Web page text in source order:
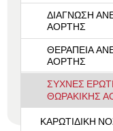
ΔΙΆΓΝΩΣΗ
ΑΟΡΤΉΣ
ΘΕΡΑΠΕΊΑ
ΑΟΡΤΉΣ
ΣΥΧΝΈΣ
ΘΩΡΑΚΙΚΉΣ
ΚΑΡΩΤΙΔΙΚΉ